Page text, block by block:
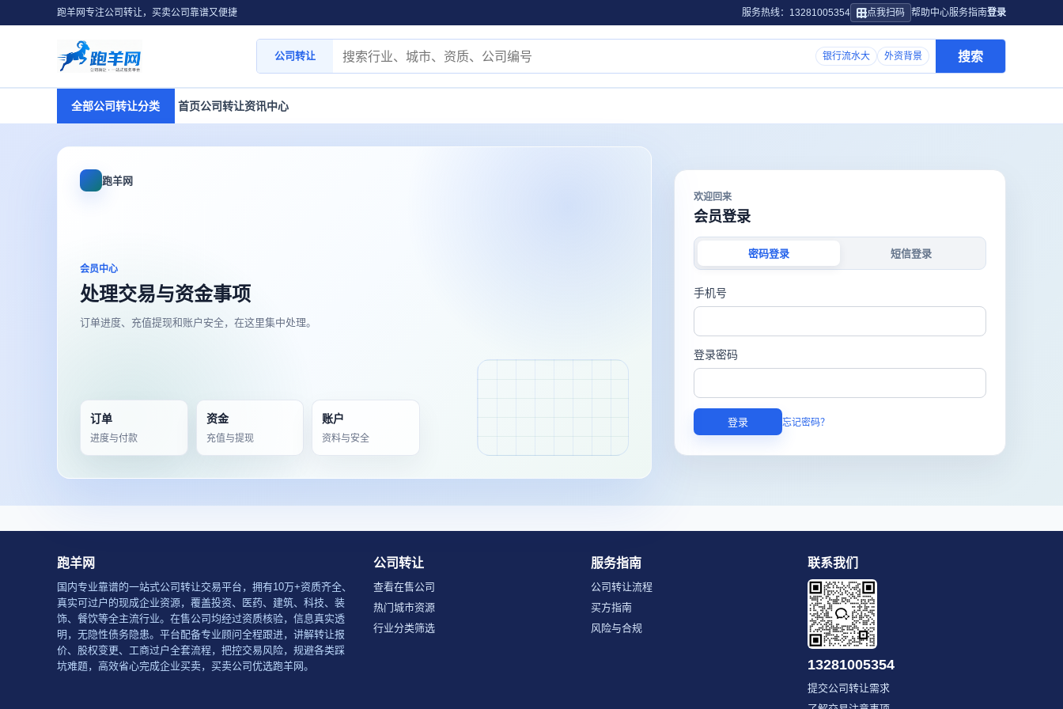
跑羊网专注公司转让，买卖公司靠谱又便捷 服务热线：13281005354 点我扫码 帮助中心服务指南登录
公司转让 银行流水大 外资背景 搜索
全部公司转让分类 首页公司转让资讯中心
跑羊网
会员中心
处理交易与资金事项
订单进度、充值提现和账户安全，在这里集中处理。
订单
进度与付款
资金
充值与提现
账户
资料与安全
欢迎回来
会员登录
密码登录 短信登录
手机号
登录密码
登录 忘记密码？
跑羊网
国内专业靠谱的一站式公司转让交易平台，拥有10万+资质齐全、
真实可过户的现成企业资源，覆盖投资、医药、建筑、科技、装
饰、餐饮等全主流行业。在售公司均经过资质核验，信息真实透
明，无隐性债务隐患。平台配备专业顾问全程跟进，讲解转让报
价、股权变更、工商过户全套流程，把控交易风险，规避各类踩
坑难题，高效省心完成企业买卖，买卖公司优选跑羊网。
公司转让
查看在售公司
热门城市资源
行业分类筛选
服务指南
公司转让流程
买方指南
风险与合规
联系我们
13281005354
提交公司转让需求